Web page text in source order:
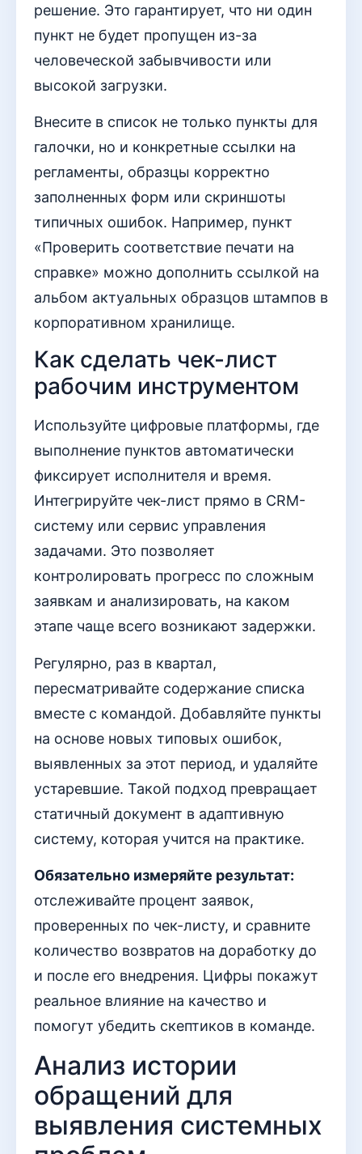
решение. Это гарантирует, что ни один
пункт не будет пропущен из-за
человеческой забывчивости или
высокой загрузки.
Внесите в список не только пункты для
галочки, но и конкретные ссылки на
регламенты, образцы корректно
заполненных форм или скриншоты
типичных ошибок. Например, пункт
«Проверить соответствие печати на
справке» можно дополнить ссылкой на
альбом актуальных образцов штампов в
корпоративном хранилище.
Как сделать чек-лист
рабочим инструментом
Используйте цифровые платформы, где
выполнение пунктов автоматически
фиксирует исполнителя и время.
Интегрируйте чек-лист прямо в CRM-
систему или сервис управления
задачами. Это позволяет
контролировать прогресс по сложным
заявкам и анализировать, на каком
этапе чаще всего возникают задержки.
Регулярно, раз в квартал,
пересматривайте содержание списка
вместе с командой. Добавляйте пункты
на основе новых типовых ошибок,
выявленных за этот период, и удаляйте
устаревшие. Такой подход превращает
статичный документ в адаптивную
систему, которая учится на практике.
Обязательно измеряйте результат:
отслеживайте процент заявок,
проверенных по чек-листу, и сравните
количество возвратов на доработку до
и после его внедрения. Цифры покажут
реальное влияние на качество и
помогут убедить скептиков в команде.
Анализ истории
обращений для
выявления системных